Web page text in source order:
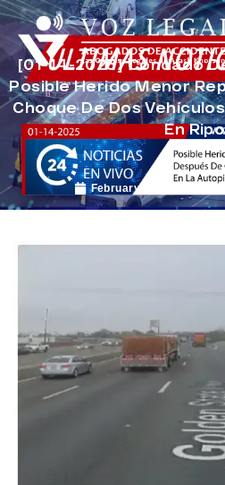
[01-14-2025] Condado
Posible Herido Menor
Choque De Dos
En
February 4, 2025